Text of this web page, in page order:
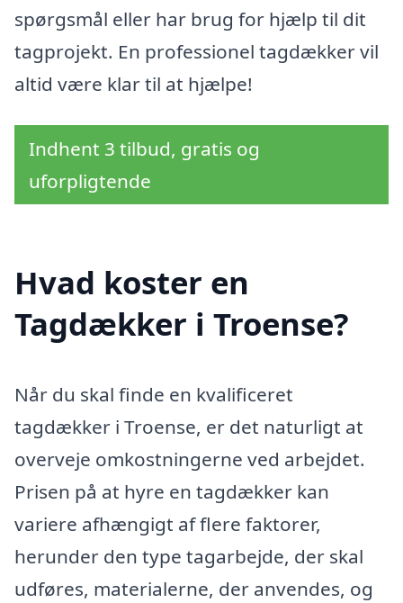
spørgsmål eller har brug for hjælp til dit
tagprojekt. En professionel tagdækker vil
altid være klar til at hjælpe!
Indhent 3 tilbud, gratis og
uforpligtende
Hvad koster en
Tagdækker i Troense?
Når du skal finde en kvalificeret
tagdækker i Troense, er det naturligt at
overveje omkostningerne ved arbejdet.
Prisen på at hyre en tagdækker kan
variere afhængigt af flere faktorer,
herunder den type tagarbejde, der skal
udføres, materialerne, der anvendes, og